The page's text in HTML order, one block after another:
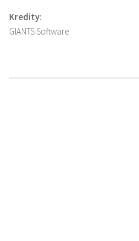
Kredity:
GIANTS Software